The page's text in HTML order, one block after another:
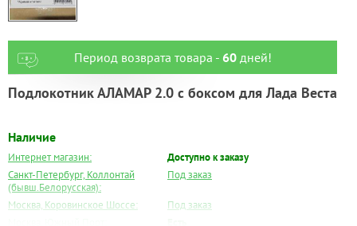
Период возврата товара - 60дней!
Подлокотник АЛАМАР 2.0 с боксом для Лада Веста
Наличие
Интернет магазин:
Доступно к заказу
Санкт-Петербург, Коллонтай
(бывш.Белорусская):
Под заказ
Москва, Коровинское Шоссе:
Под заказ